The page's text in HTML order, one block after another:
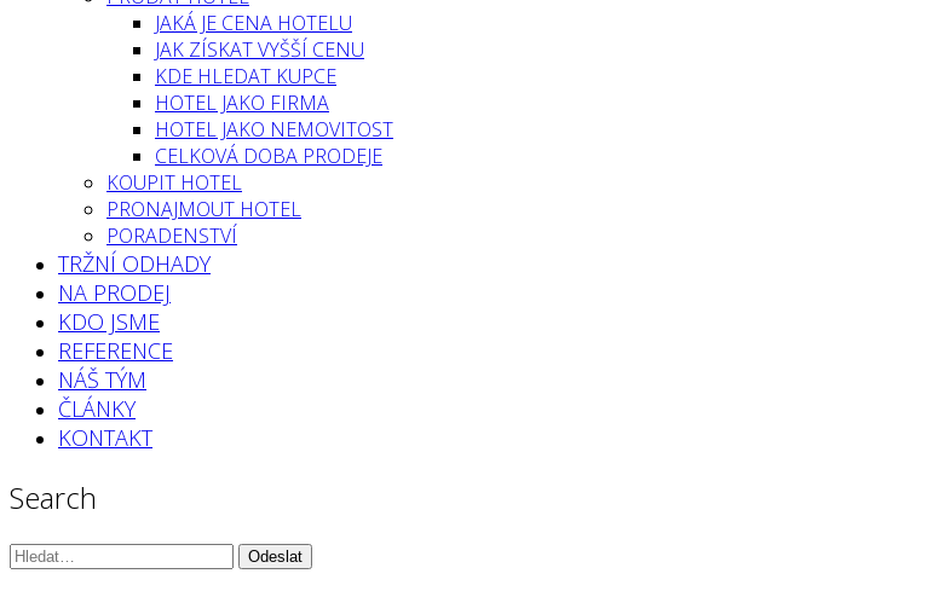
JAKÁ JE CENA HOTELU
JAK ZÍSKAT VYŠŠÍ CENU
KDE HLEDAT KUPCE
HOTEL JAKO FIRMA
HOTEL JAKO NEMOVITOST
CELKOVÁ DOBA PRODEJE
KOUPIT HOTEL
PRONAJMOUT HOTEL
PORADENSTVÍ
TRŽNÍ ODHADY
NA PRODEJ
KDO JSME
REFERENCE
NÁŠ TÝM
ČLÁNKY
KONTAKT
Search
Vyhledávání: